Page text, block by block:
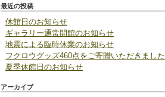
最近の投稿
休館日のお知らせ
ギャラリー通常開館のお知らせ
地震による臨時休業のお知らせ
フクロウグッズ460点をご寄贈いただきました
夏季休館日のお知らせ
アーカイブ